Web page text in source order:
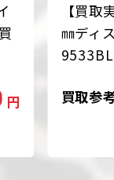
円
【買
㎜ディ
買取参